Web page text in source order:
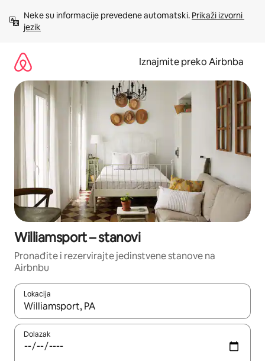
sadržaj
Neke su informacije prevedene automatski. Prikaži izvorni
jezik
Iznajmite preko Airbnba
Williamsport – stanovi
Pronađite i rezervirajte jedinstvene stanove na
Airbnbu
Lokacija
Kada budu dostupni rezultati, moći ćete ih pregledati
Dolazak